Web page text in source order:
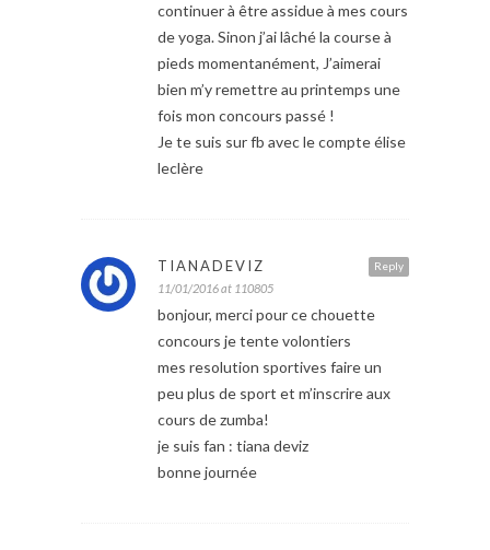
continuer à être assidue à mes cours
de yoga. Sinon j’ai lâché la course à
pieds momentanément, J’aimerai
bien m’y remettre au printemps une
fois mon concours passé !
Je te suis sur fb avec le compte élise
leclère
Reply
TIANADEVIZ
11/01/2016 at 110805
bonjour, merci pour ce chouette
concours je tente volontiers
mes resolution sportives faire un
peu plus de sport et m’inscrire aux
cours de zumba!
je suis fan : tiana deviz
bonne journée